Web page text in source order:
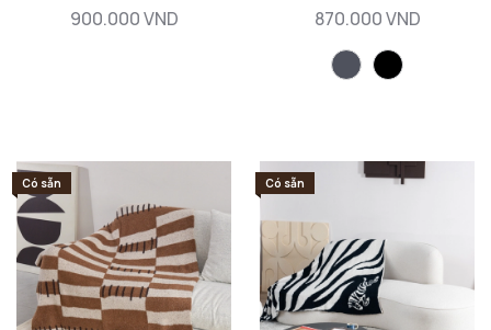
900.000 VND 870.000 VND
Có sẵn Có sẵn